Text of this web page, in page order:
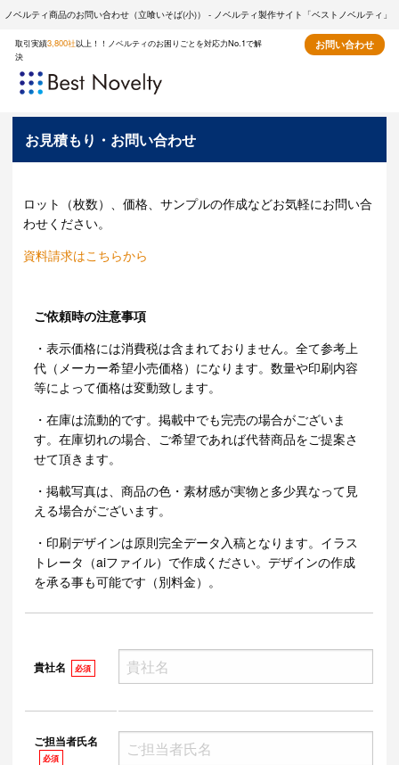
ノベルティ商品のお問い合わせ（立喰いそば(小)） - ノベルティ製作サイト「ベストノベルティ」
取引実績3,800社以上！！ノベルティのお困りごとを対応力No.1で解
決
お問い合わせ
お見積もり・お問い合わせ
ロット（枚数）、価格、サンプルの作成などお気軽にお問い合
わせください。
資料請求はこちらから
ご依頼時の注意事項
・表示価格には消費税は含まれておりません。全て参考上
代（メーカー希望小売価格）になります。数量や印刷内容
等によって価格は変動致します。
・在庫は流動的です。掲載中でも完売の場合がございま
す。在庫切れの場合、ご希望であれば代替商品をご提案さ
せて頂きます。
・掲載写真は、商品の色・素材感が実物と多少異なって見
える場合がございます。
・印刷デザインは原則完全データ入稿となります。イラス
トレータ（aiファイル）で作成ください。デザインの作成
を承る事も可能です（別料金）。
貴社名 必須
ご担当者氏名
必須